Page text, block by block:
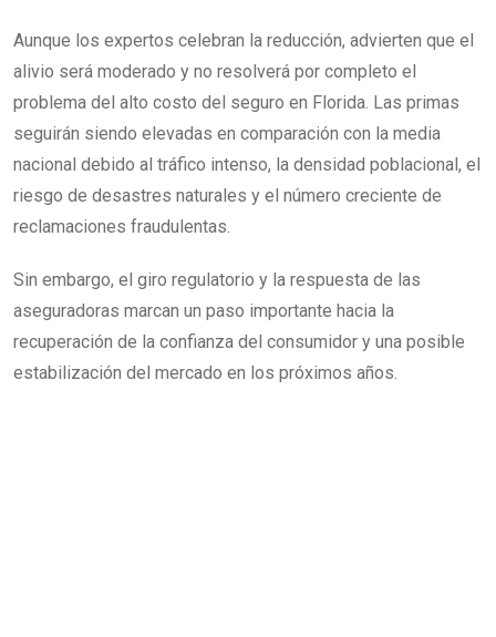
Aunque los expertos celebran la reducción, advierten que el
alivio será moderado y no resolverá por completo el
problema del alto costo del seguro en Florida. Las primas
seguirán siendo elevadas en comparación con la media
nacional debido al tráfico intenso, la densidad poblacional, el
riesgo de desastres naturales y el número creciente de
reclamaciones fraudulentas.
Sin embargo, el giro regulatorio y la respuesta de las
aseguradoras marcan un paso importante hacia la
recuperación de la confianza del consumidor y una posible
estabilización del mercado en los próximos años.